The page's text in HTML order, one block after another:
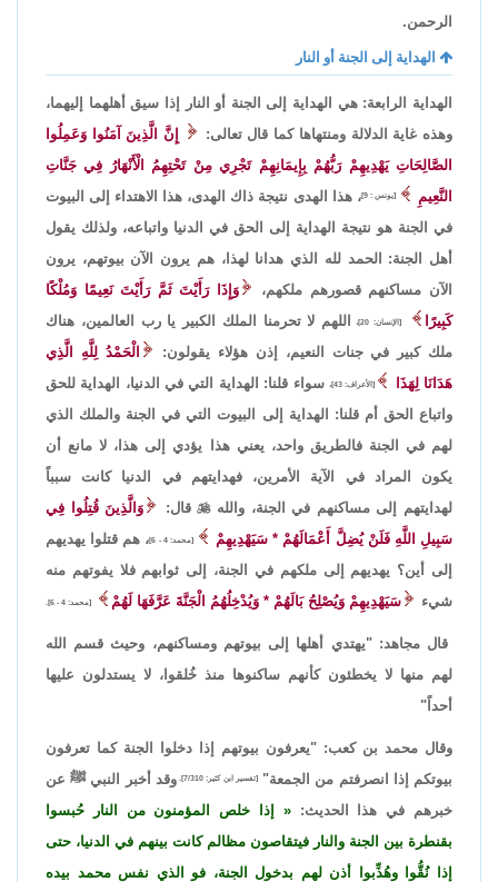
الرحمن.
الهداية إلى الجنة أو النار
الهداية الرابعة: هي الهداية إلى الجنة أو النار إذا سيق أهلهما إليهما،
وهذه غاية الدلالة ومنتهاها كما قال تعالى:
إِنَّ الَّذِينَ آمَنُوا وَعَمِلُوا
الصَّالِحَاتِ يَهْدِيهِمْ رَبُّهُمْ بِإِيمَانِهِمْ تَجْرِي مِنْ تَحْتِهِمُ الْأَنْهَارُ فِي جَنَّاتِ
النَّعِيمِ
[يونس : 9]
، هذا الهدى نتيجة ذاك الهدى، هذا الاهتداء إلى البيوت
في الجنة هو نتيجة الهداية إلى الحق في الدنيا واتباعه، ولذلك يقول
أهل الجنة: الحمد لله الذي هدانا لهذا، هم يرون الآن بيوتهم، يرون
الآن مساكنهم قصورهم ملكهم،
وَإِذَا رَأَيْتَ ثَمَّ رَأَيْتَ نَعِيمًا وَمُلْكًا
كَبِيرًا
[الإنسان: 20]،
اللهم لا تحرمنا الملك الكبير يا رب العالمين، هناك
ملك كبير في جنات النعيم، إذن هؤلاء يقولون:
الْحَمْدُ لِلَّهِ الَّذِي
هَدَانَا لِهَذَا
[الأعراف: 43]،
سواء قلنا: الهداية التي في الدنيا، الهداية للحق
واتباع الحق أم قلنا: الهداية إلى البيوت التي في الجنة والملك الذي
لهم في الجنة فالطريق واحد، يعني هذا يؤدي إلى هذا، لا مانع أن
يكون المراد في الآية الأمرين، فهدايتهم في الدنيا كانت سبباً
لهدايتهم إلى مساكنهم في الجنة، واللهقال:
وَالَّذِينَ قُتِلُوا فِي
سَبِيلِ اللَّهِ فَلَنْ يُضِلَّ أَعْمَالَهُمْ * سَيَهْدِيهِمْ
[محمد: 4 - 6]
، هم قتلوا يهديهم
إلى أين؟ يهديهم إلى ملكهم في الجنة، إلى ثوابهم فلا يفوتهم منه
شيء
سَيَهْدِيهِمْ وَيُصْلِحُ بَالَهُمْ * وَيُدْخِلُهُمُ الْجَنَّةَ عَرَّفَهَا لَهُمْ [محمد: 4 - 6].
قال مجاهد: "يهتدي أهلها إلى بيوتهم ومساكنهم، وحيث قسم الله
لهم منها لا يخطئون كأنهم ساكنوها منذ خُلقوا، لا يستدلون عليها
أحداً"
وقال محمد بن كعب: "يعرفون بيوتهم إذا دخلوا الجنة كما تعرفون
بيوتكم إذا انصرفتم من الجمعة"[تفسير ابن كثير: 7/310].
وقد أخبر النبي ﷺ عن
خبرهم في هذا الحديث:
إذا خلص المؤمنون من النار حُبسوا
بقنطرة بين الجنة والنار فيتقاصون مظالم كانت بينهم في الدنيا، حتى
إذا نُقُّوا وهُذِّبوا أذن لهم بدخول الجنة، فو الذي نفس محمد بيده